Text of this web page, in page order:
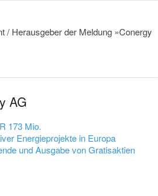
/ Herausgeber der Meldung »Conergy
AG
173 Mio.
Energieprojekte in Europa
und Ausgabe von Gratisaktien